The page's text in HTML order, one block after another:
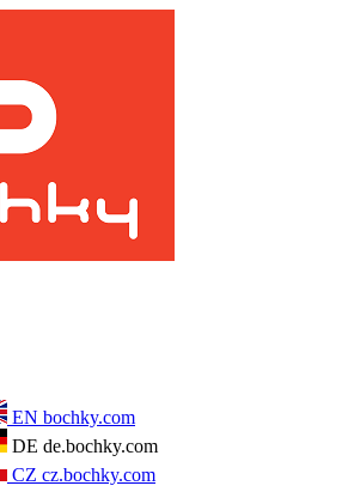
EN bochky.com
DE de.bochky.com
CZ cz.bochky.com